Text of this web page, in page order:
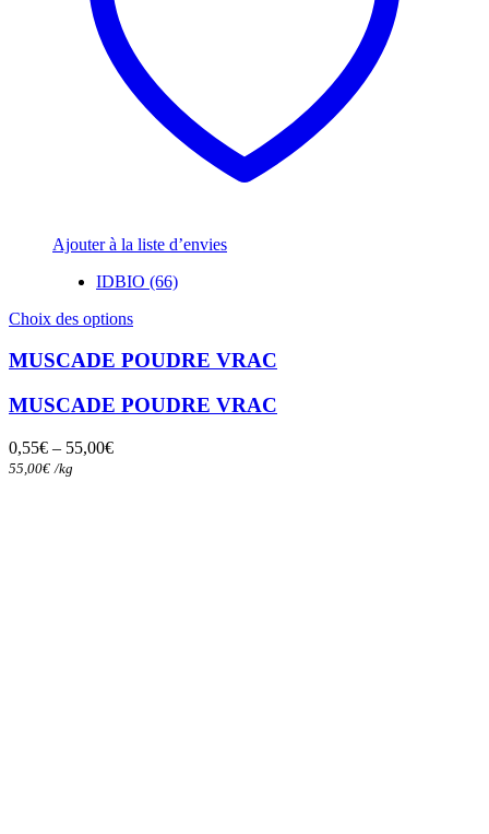
Ajouter à la liste d’envies
IDBIO (66)
Choix des optionsCe
a
variations.
Les
MUSCADE POUDRE VRAC
MUSCADE POUDRE VRAC
0,55€ – 55,00€
55,00€ /kg